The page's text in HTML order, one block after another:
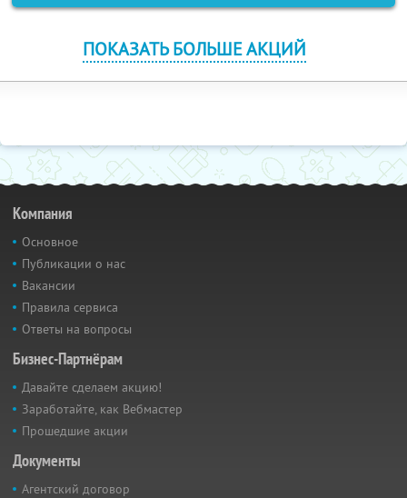
ПОКАЗАТЬ БОЛЬШЕ АКЦИЙ
Компания
Основное
Публикации о нас
Вакансии
Правила сервиса
Ответы на вопросы
Бизнес-Партнёрам
Давайте сделаем акцию!
Заработайте, как Вебмастер
Прошедшие акции
Документы
Агентский договор